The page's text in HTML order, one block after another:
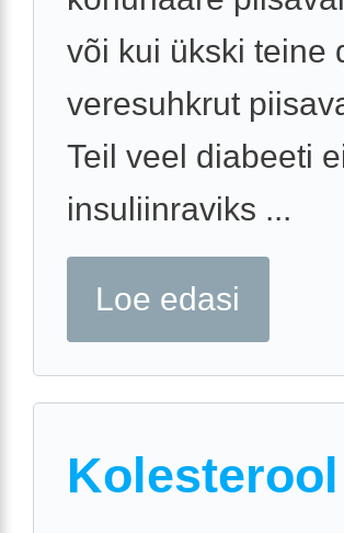
või kui ükski teine
veresuhkrut
Teil veel diabeeti
insuliinraviks ...
Loe edasi